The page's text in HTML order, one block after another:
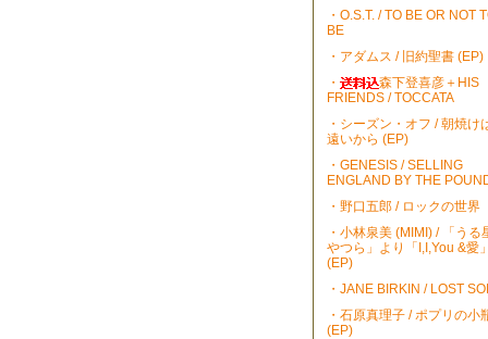
・O.S.T. / TO BE OR NOT
BE
・アダムス / 旧約聖書 (EP)
・
森下登喜彦＋HIS
FRIENDS / TOCCATA
・シーズン・オフ / 朝焼け
遠いから (EP)
・GENESIS / SELLING
ENGLAND BY THE
・野口五郎 / ロックの世界
・小林泉美 (MIMI) / 「うる
やつら」より「I,I,You &愛」
(EP)
・JANE BIRKIN / LOST
・石原真理子 / ポプリの小
(EP)